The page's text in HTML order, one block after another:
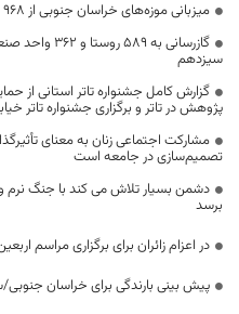
میزبانی موزه‌های خراسان جنوبی از ۹۶۸ نفر در روز هشتم فروردین ماه
گازرسانی به
سیزدهم
گزارش کامل جشنواره تاتر استانی از
پژوهش در تاتر و برگزاری جشنواره تاتر
مشارکت اجتماعی زنان به معنای
تصمیم‌سازی در جامعه است
دشمن بسیار تلاش می کند با جنگ
برسد
در اعزام زائران برای برگزاری مراسم
پیش بینی بارندگی برای خراسان